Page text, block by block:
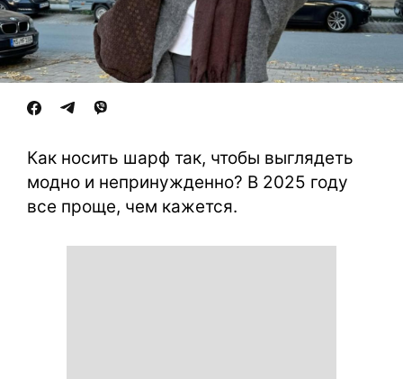
Как носить шарф так, чтобы выглядеть
модно и непринужденно? В 2025 году
все проще, чем кажется.